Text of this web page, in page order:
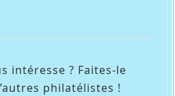
intéresse ? Faites-le
philatélistes !